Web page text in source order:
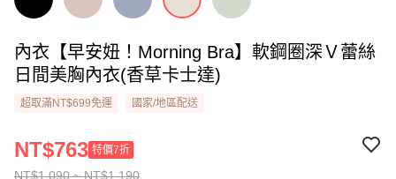
內衣【早安妞！Morning Bra】軟鋼圈深Ｖ蕾絲
日間美胸內衣(香草卡士達)
超取滿NT$699免運 國家/地區配送
NT$1,090 ~ NT$1,190
NT$763 特價7折